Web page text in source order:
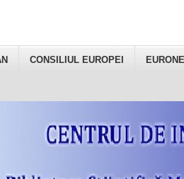
CONSILIUL EUROPEI